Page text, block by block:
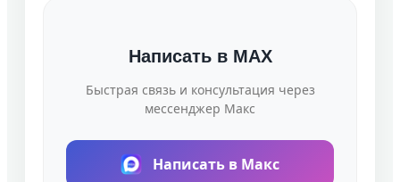
Написать в MAX
Быстрая связь и консультация через
мессенджер Макс
Написать в Макс